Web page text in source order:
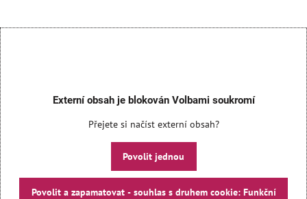
Externí obsah je blokován Volbami soukromí
Přejete si načíst externí obsah?
Povolit jednou
Povolit a zapamatovat - souhlas s druhem cookie: Funkční